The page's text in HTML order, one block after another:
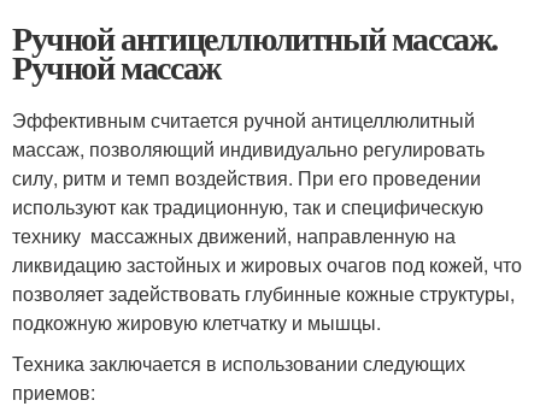
Ручной антицеллюлитный массаж.
Ручной массаж
Эффективным считается ручной антицеллюлитный
массаж, позволяющий индивидуально регулировать
силу, ритм и темп воздействия. При его проведении
используют как традиционную, так и специфическую
технику массажных движений, направленную на
ликвидацию застойных и жировых очагов под кожей, что
позволяет задействовать глубинные кожные структуры,
подкожную жировую клетчатку и мышцы.
Техника заключается в использовании следующих
приемов: